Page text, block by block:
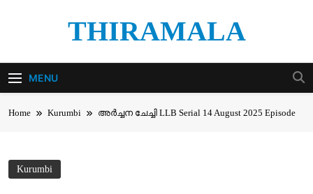
THIRAMALA
MENU
Home Kurumbi അർച്ചന ചേച്ചി LLB Serial 14 August 2025 Episode
Kurumbi